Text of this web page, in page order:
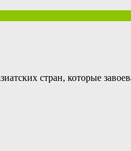
стран, которые